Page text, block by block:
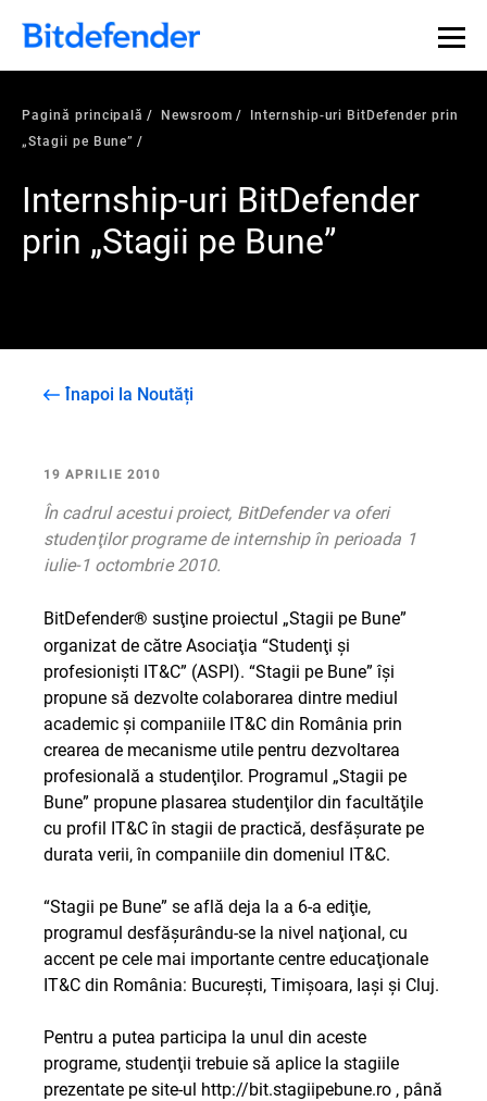
Pagină principală Newsroom
Internship-uri BitDefender prin
„Stagii pe Bune”
Internship-uri BitDefender
prin „Stagii pe Bune”
Înapoi la Noutăți
19 APRILIE 2010
În cadrul acestui proiect, BitDefender va oferi
studenţilor programe de internship în perioada 1
iulie-1 octombrie 2010.
BitDefender® susţine proiectul „Stagii pe Bune”
organizat de către Asociaţia “Studenţi şi
profesionişti IT&C” (ASPI). “Stagii pe Bune” îşi
propune să dezvolte colaborarea dintre mediul
academic şi companiile IT&C din România prin
crearea de mecanisme utile pentru dezvoltarea
profesională a studenţilor. Programul „Stagii pe
Bune” propune plasarea studenţilor din facultăţile
cu profil IT&C în stagii de practică, desfăşurate pe
durata verii, în companiile din domeniul IT&C.
“Stagii pe Bune” se află deja la a 6-a ediţie,
programul desfăşurându-se la nivel naţional, cu
accent pe cele mai importante centre educaţionale
IT&C din România: Bucureşti, Timişoara, Iaşi şi Cluj.
Pentru a putea participa la unul din aceste
programe, studenţii trebuie să aplice la stagiile
prezentate pe site-ul http://bit.stagiipebune.ro , până